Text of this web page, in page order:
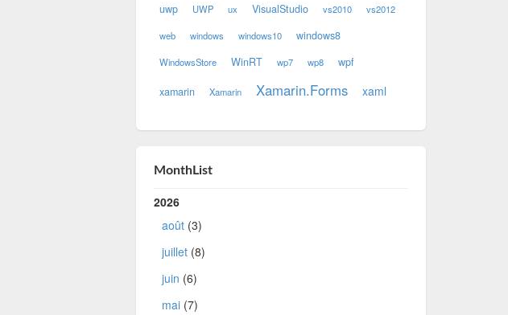
uwp
UWP ux VisualStudio vs2010 vs2012
web windows windows10 windows8
WindowsStore WinRT wp7 wp8 wpf
xamarin Xamarin Xamarin.Forms xaml
MonthList
2026
août(3)
juillet(8)
juin (6)
mai(7)